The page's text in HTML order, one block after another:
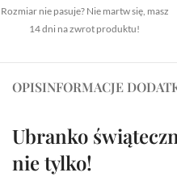
Rozmiar nie pasuje? Nie martw się, masz
14 dni na zwrot produktu!
OPISINFORMACJE
Ubranko
nie tylko!